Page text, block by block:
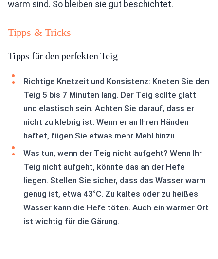
warm sind. So bleiben sie gut beschichtet.
Tipps & Tricks
Tipps für den perfekten Teig
Richtige Knetzeit und Konsistenz: Kneten Sie den
Teig 5 bis 7 Minuten lang. Der Teig sollte glatt
und elastisch sein. Achten Sie darauf, dass er
nicht zu klebrig ist. Wenn er an Ihren Händen
haftet, fügen Sie etwas mehr Mehl hinzu.
Was tun, wenn der Teig nicht aufgeht? Wenn Ihr
Teig nicht aufgeht, könnte das an der Hefe
liegen. Stellen Sie sicher, dass das Wasser warm
genug ist, etwa 43°C. Zu kaltes oder zu heißes
Wasser kann die Hefe töten. Auch ein warmer Ort
ist wichtig für die Gärung.